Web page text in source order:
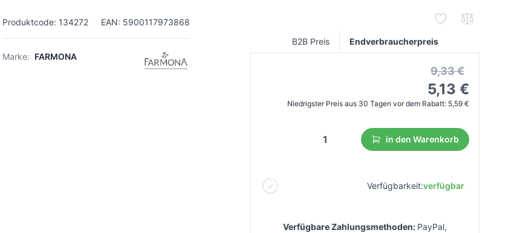
Produktcode: 134272 EAN: 5900117973868
Marke: FARMONA
B2B Preis Endverbraucherpreis
9,33 €
5,13 €
Niedrigster Preis aus 30 Tagen vor dem Rabatt: 5,59 €
in den Warenkorb
Verfügbarkeit:verfügbar
Verfügbare Zahlungsmethoden: PayPal,